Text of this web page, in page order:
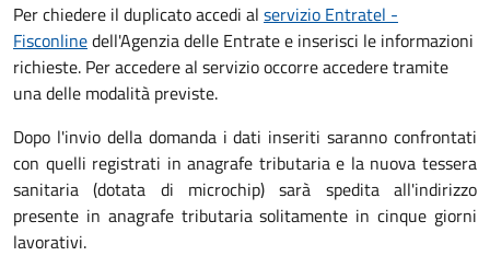
Per chiedere il duplicato accedi al servizio Entratel -
Fisconlinedell'Agenzia delle Entrate e inserisci le informazioni
richieste. Per accedere al servizio occorre accedere tramite
una delle modalità previste.
Dopo l'invio della domanda i dati inseriti saranno confrontati
con quelli registrati in anagrafe tributaria e la nuova tessera
sanitaria (dotata di microchip) sarà spedita all'indirizzo
presente in anagrafe tributaria solitamente in cinque giorni
lavorativi.